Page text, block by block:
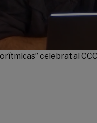
celebrat al